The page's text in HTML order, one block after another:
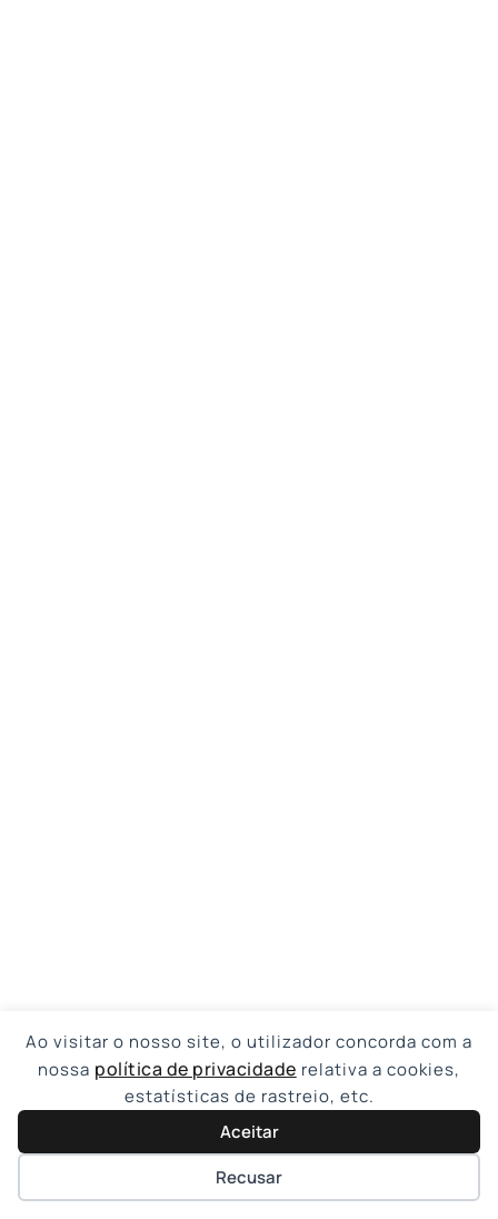
Ao visitar o nosso site, o utilizador concorda com a
nossa política de privacidade relativa a cookies,
estatísticas de rastreio, etc.
Aceitar
Recusar